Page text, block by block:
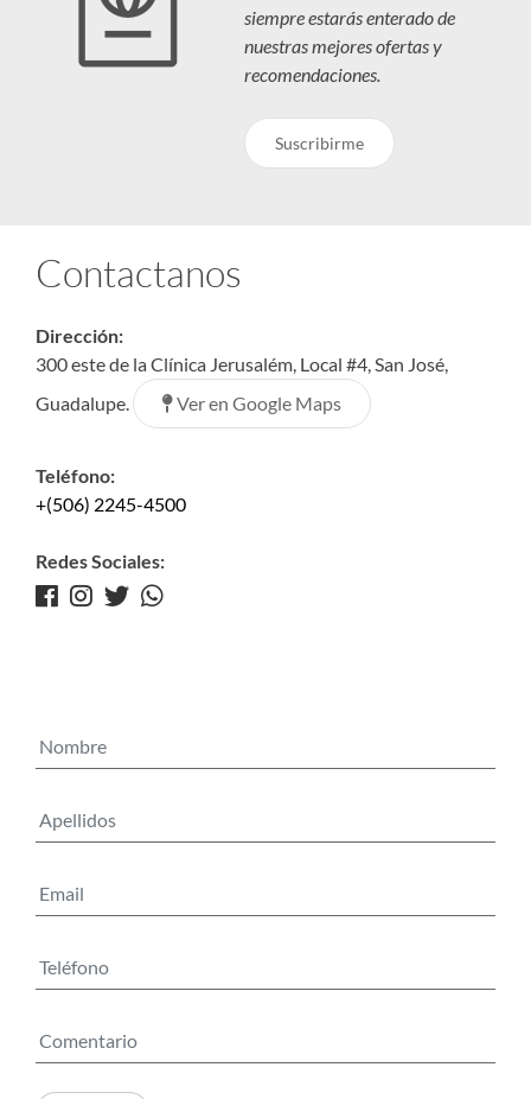
siempre estarás enterado de
nuestras mejores ofertas y
recomendaciones.
Suscribirme
Contactanos
Dirección:
300 este de la Clínica Jerusalém, Local #4, San José,
Guadalupe.
Ver en Google Maps
Teléfono:
+(506) 2245-4500
Redes Sociales: